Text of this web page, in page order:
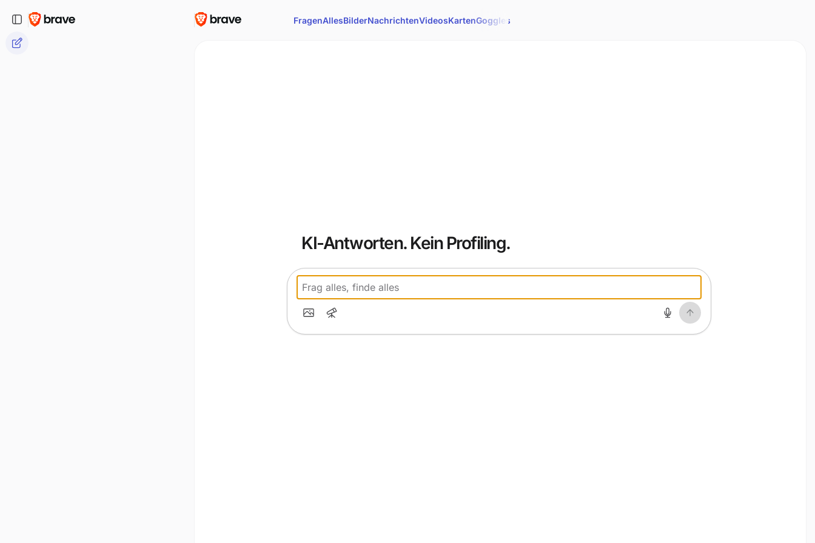
FragenAllesBilderNachrichtenVideosKartenGoggles
KI-Antworten. Kein Profiling.